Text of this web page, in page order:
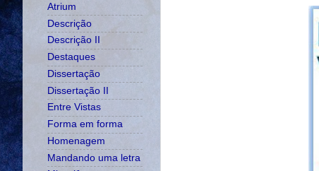
Atrium
Descrição
Descrição II
Destaques
Dissertação
Dissertação II
Entre Vistas
Forma em forma
Homenagem
Mandando uma letra